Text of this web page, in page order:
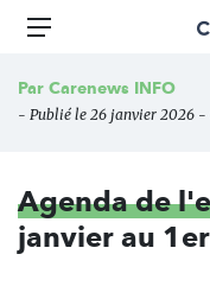
Aller
principal
Menu
Par Carenews INFO
- Publié le 26 janvier 2026 -
Agenda de
janvier au